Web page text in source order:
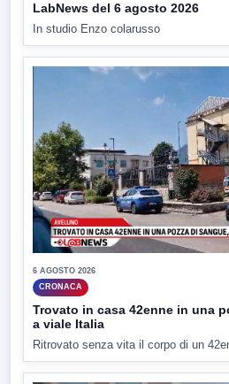
LabNews del 6 agosto 2026
In studio Enzo colarusso
6 AGOSTO 2026
CRONACA
Trovato in casa 42enne in una
a viale Italia
Ritrovato senza vita il corpo di un